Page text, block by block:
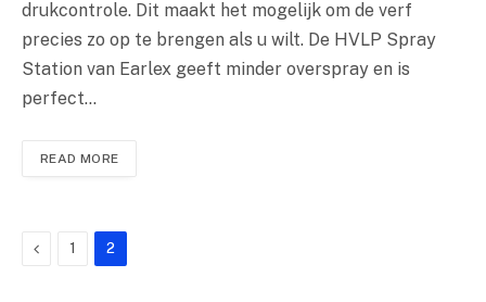
drukcontrole. Dit maakt het mogelijk om de verf
precies zo op te brengen als u wilt. De HVLP Spray
Station van Earlex geeft minder overspray en is
perfect…
READ MORE
Previous
1 2